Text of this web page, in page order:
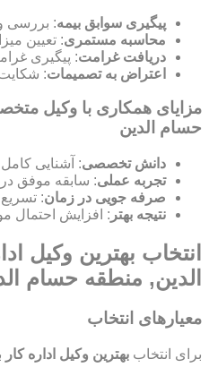
پیگیری سوابق بیمه: بررسی
محاسبه مستمری: تعیین
دریافت غرامت: پیگیری
اعتراض به تصمیمات:
مزایای همکاری با وکیل
حسام الدین
دانش تخصصی: آشنایی کامل
تجربه عملی: سابقه موفق
صرفه جویی در زمان:
نتیجه بهتر : افزایش احتمال
انتخاب بهترین وکیل
الدین, منطقه حسام
معیارهای انتخاب
برای انتخاب بهترین وکیل اداره کار